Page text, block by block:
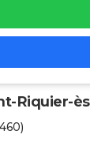
Riquier-